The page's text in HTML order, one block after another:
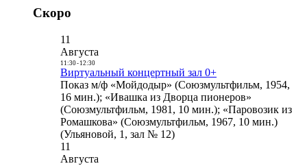
Скоро
11
Августа
11:30- 12:30
Виртуальный концертный зал 0+
Показ м/ф «Мойдодыр» (Союзмультфильм, 1954,
16 мин.); «Ивашка из Дворца пионеров»
(Союзмультфильм, 1981, 10 мин.); «Паровозик из
Ромашкова» (Союзмультфильм, 1967, 10 мин.)
(Ульяновой, 1, зал № 12)
11
Августа